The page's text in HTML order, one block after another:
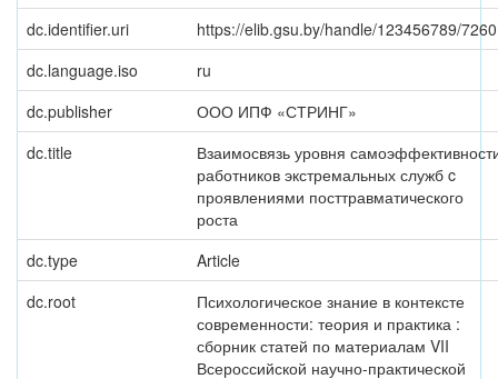
dc.identifier.uri
https://elib.gsu.by/handle/123456789/
dc.language.iso
ru
dc.publisher
ООО ИПФ «СТРИНГ»
dc.title
Взаимосвязь уровня
работников экстремальных служб c
проявлениями посттравматического
роста
dc.type
Article
dc.root
Психологическое знание в контексте
современности: теория и практика :
сборник статей по материалам VII
Всероссийской научно-практической